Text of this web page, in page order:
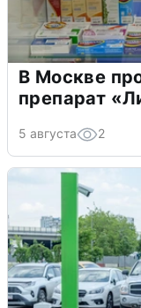
В Москве
препарат
5 августа 2